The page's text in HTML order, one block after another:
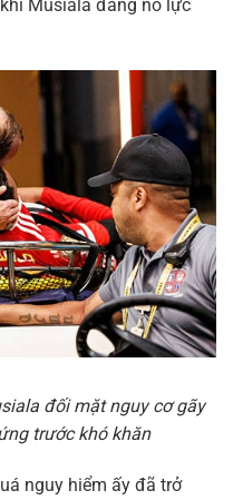
Musiala đang nỗ lực
đối mặt nguy cơ gãy
trước khó khăn
nguy hiểm ấy đã trở